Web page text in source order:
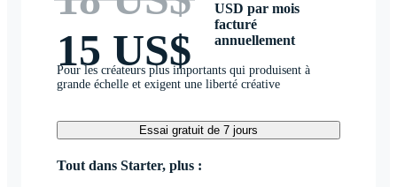
15 US$
USD par mois
facturé
annuellement
Pour les créateurs plus importants qui produisent à
grande échelle et exigent une liberté créative
Essai gratuit de 7 jours
Tout dans Starter, plus :